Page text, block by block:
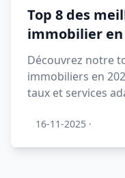
Top 8 des
immobilier en
Découvrez notre
immobiliers en
taux et services
16-11-2025 ·